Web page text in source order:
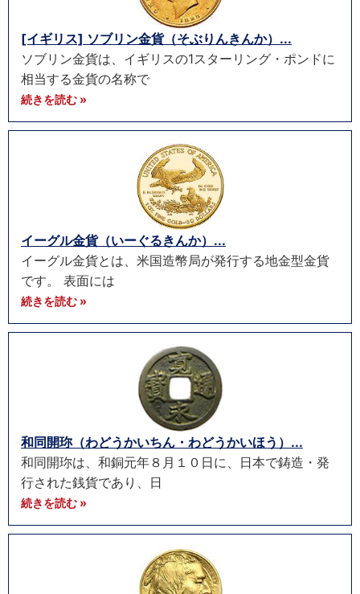
[イギリス] ソブリン金貨（そぶりんきんか）...
ソブリン金貨は、イギリスの1スターリング・ポンドに
相当する金貨の名称で
続きを読む »
イーグル金貨（いーぐるきんか）...
イーグル金貨とは、米国造幣局が発行する地金型金貨
です。 表面には
続きを読む »
和同開珎（わどうかいちん・わどうかいほう）...
和同開珎は、和銅元年８月１０日に、日本で鋳造・発
行された銭貨であり、日
続きを読む »